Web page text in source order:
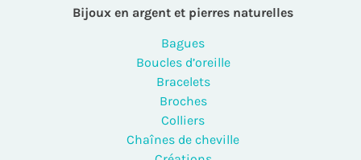
Bijoux en argent et pierres naturelles
Bagues
Boucles d’oreille
Bracelets
Broches
Colliers
Chaînes de cheville